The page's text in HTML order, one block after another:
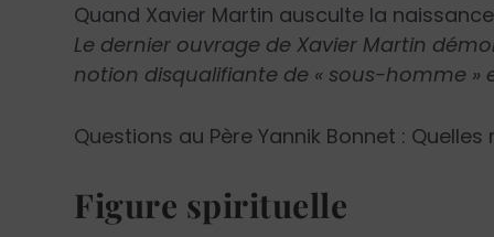
Quand Xavier Martin ausculte la
Le dernier ouvrage de Xavier Martin
notion disqualifiante de « sous-homme »
Questions au Père Yannik Bonnet :
Figure spirituelle